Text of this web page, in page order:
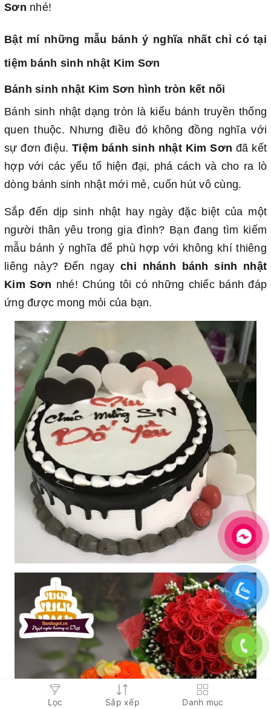
Sơn nhé!
Bật mí những mẫu bánh ý nghĩa nhất chỉ có tại
tiệm bánh sinh nhật Kim Sơn
Bánh sinh nhật Kim Sơn hình tròn kết nối
Bánh sinh nhật dạng tròn là kiểu bánh truyền thống
quen thuộc. Nhưng điều đó không đồng nghĩa với
sự đơn điệu.Tiệm bánh sinh nhật Kim Sơn đã kết
hợp với các yếu tố hiện đại, phá cách và cho ra lò
dòng bánh sinh nhật mới mẻ, cuốn hút vô cùng.
Sắp đến dịp sinh nhật hay ngày đặc biệt của một
người thân yêu trong gia đình? Bạn đang tìm kiếm
mẫu bánh ý nghĩa để phù hợp với không khí thiêng
liêng này? Đến ngay chi nhánh bánh sinh nhật
Kim Sơn nhé! Chúng tôi có những chiếc bánh đáp
ứng được mong mỏi của bạn.
Lọc Sắp xếp Danh mục